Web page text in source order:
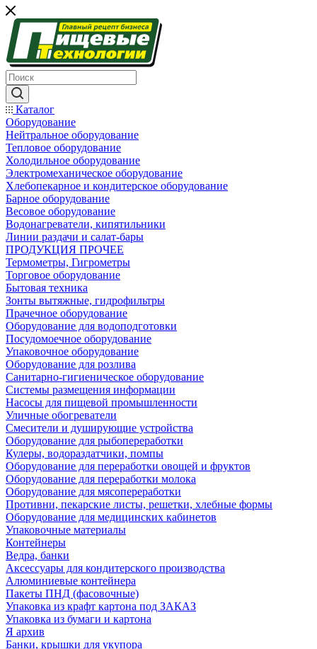
Каталог
Оборудование
Нейтральное оборудование
Тепловое оборудование
Холодильное оборудование
Электромеханическое оборудование
Хлебопекарное и кондитерское оборудование
Барное оборудование
Весовое оборудование
Водонагреватели, кипятильники
Линии раздачи и салат-бары
ПРОДУКЦИЯ ПРОЧЕЕ
Термометры, Гигрометры
Торговое оборудование
Бытовая техника
Зонты вытяжные, гидрофильтры
Прачечное оборудование
Оборудование для водоподготовки
Посудомоечное оборудование
Упаковочное оборудование
Оборудование для розлива
Санитарно-гигиеническое оборудование
Системы размещения информации
Насосы для пищевой промышленности
Уличные обогреватели
Смесители и душирующие устройства
Оборудование для рыбопереработки
Кулеры, водораздатчики, помпы
Оборудование для переработки овощей и фруктов
Оборудование для переработки молока
Оборудование для мясопереработки
Противни, пекарские листы, решетки, хлебные формы
Оборудование для медицинских кабинетов
Упаковочные материалы
Контейнеры
Ведра, банки
Аксессуары для кондитерского производства
Алюминиевые контейнера
Пакеты ПНД (фасовочные)
Упаковка из крафт картона под ЗАКАЗ
Упаковка из бумаги и картона
Я архив
Банки, крышки для укупора